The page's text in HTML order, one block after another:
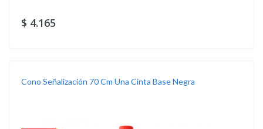
$ 4.165
Cono Señalización 70 Cm Una Cinta Base Negra